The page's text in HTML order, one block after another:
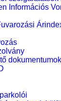
Információs
dokumentumok